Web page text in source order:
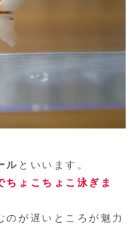
ル といいます。
ちょこちょこ泳ぎま
のが遅いところが魅力